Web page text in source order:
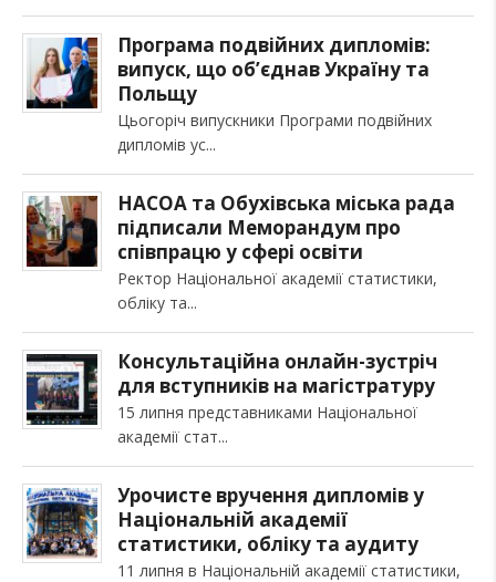
Програма подвійних дипломів:
випуск, що об’єднав Україну та
Польщу
Цьогоріч випускники Програми подвійних
дипломів ус
НАСОА та Обухівська міська рада
підписали Меморандум про
співпрацю у сфері освіти
Ректор Національної академії статистики,
обліку та
Консультаційна онлайн-зустріч
для вступників на магістратуру
15 липня представниками Національної
академії стат
Урочисте вручення дипломів у
Національній академії
статистики, обліку та аудиту
11 липня в Національній академії статистики,